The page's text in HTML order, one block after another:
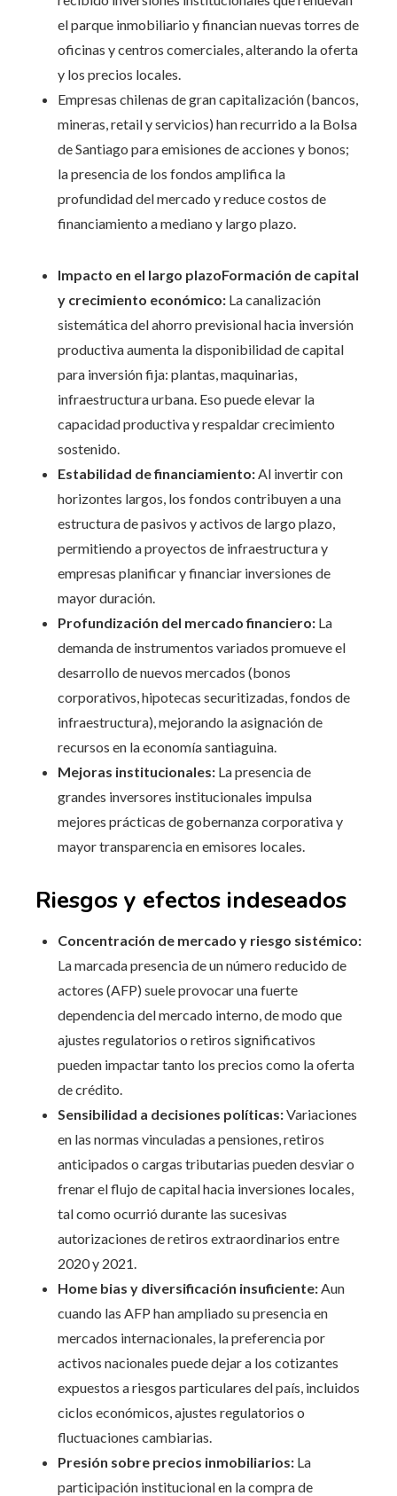
el parque inmobiliario y financian nuevas torres de
oficinas y centros comerciales, alterando la oferta
y los precios locales.
Empresas chilenas de gran capitalización (bancos,
mineras, retail y servicios) han recurrido a la Bolsa
de Santiago para emisiones de acciones y bonos;
la presencia de los fondos amplifica la
profundidad del mercado y reduce costos de
financiamiento a mediano y largo plazo.
Impacto en el largo plazoFormación de capital
y crecimiento económico: La canalización
sistemática del ahorro previsional hacia inversión
productiva aumenta la disponibilidad de capital
para inversión fija: plantas, maquinarias,
infraestructura urbana. Eso puede elevar la
capacidad productiva y respaldar crecimiento
sostenido.
Estabilidad de financiamiento: Al invertir con
horizontes largos, los fondos contribuyen a una
estructura de pasivos y activos de largo plazo,
permitiendo a proyectos de infraestructura y
empresas planificar y financiar inversiones de
mayor duración.
Profundización del mercado financiero: La
demanda de instrumentos variados promueve el
desarrollo de nuevos mercados (bonos
corporativos, hipotecas securitizadas, fondos de
infraestructura), mejorando la asignación de
recursos en la economía santiaguina.
Mejoras institucionales: La presencia de
grandes inversores institucionales impulsa
mejores prácticas de gobernanza corporativa y
mayor transparencia en emisores locales.
Riesgos y efectos indeseados
Concentración de mercado y riesgo sistémico:
La marcada presencia de un número reducido de
actores (AFP) suele provocar una fuerte
dependencia del mercado interno, de modo que
ajustes regulatorios o retiros significativos
pueden impactar tanto los precios como la oferta
de crédito.
Sensibilidad a decisiones políticas:Variaciones
en las normas vinculadas a pensiones, retiros
anticipados o cargas tributarias pueden desviar o
frenar el flujo de capital hacia inversiones locales,
tal como ocurrió durante las sucesivas
autorizaciones de retiros extraordinarios entre
2020 y 2021.
Home bias y diversificación insuficiente: Aun
cuando las AFP han ampliado su presencia en
mercados internacionales, la preferencia por
activos nacionales puede dejar a los cotizantes
expuestos a riesgos particulares del país, incluidos
ciclos económicos, ajustes regulatorios o
fluctuaciones cambiarias.
Presión sobre precios inmobiliarios: La
participación institucional en la compra de